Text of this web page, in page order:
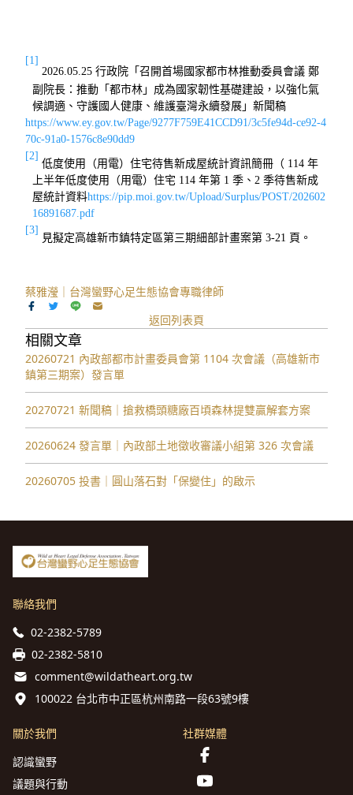
[1]
2026.05.25 行政院「召開首場國家都市林推動委員會議 鄭
副院長：推動「都市林」成為國家韌性基礎建設，以強化氣
候調適、守護國人健康、維護臺灣永續發展」新聞稿
https://www.ey.gov.tw/Page/9277F759E41CCD91/3c5fe94d-ce92-4
70c-91a0-1576c8e90dd9
[2]
低度使用 （用電） 住宅待售新成屋統計資訊簡冊（ 114 年
上半年低度使用（用電）住宅 114年第 1季、 2季待售新成
屋統計資料https://pip.moi.gov.tw/Upload/Surplus/POST/202602
16891687.pdf
[3]
見擬定高雄新市鎮特定區第三期細部計畫案第 3-21 頁。
蔡雅瀅｜台灣蠻野心足生態協會專職律師
返回列表頁
相關文章
20260721 內政部都市計畫委員會第 1104 次會議（高雄新市
鎮第三期案）發言單
20270721 新聞稿｜搶救橋頭糖廠百頃森林提雙贏解套方案
20260624 發言單｜內政部土地徵收審議小組第 326 次會議
20260705 投書｜圓山落石對「保變住」的啟示
聯絡我們
02-2382-5789
02-2382-5810
comment@wildatheart.org.tw
100022 台北市中正區杭州南路一段63號9樓
關於我們
認識蠻野
議題與行動
社群媒體